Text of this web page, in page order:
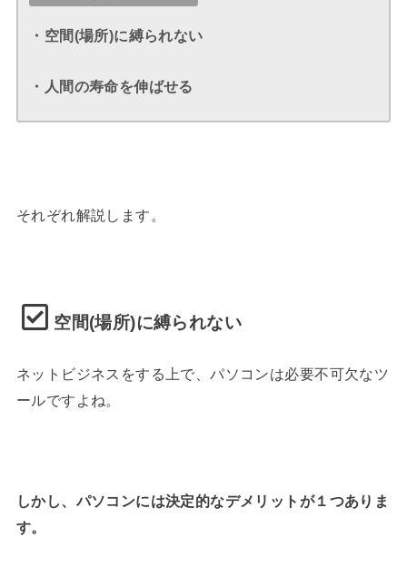
・空間(場所)に縛られない
・人間の寿命を伸ばせる
それぞれ解説します。
空間(場所)に縛られない
ネットビジネスをする上で、パソコンは必要不可欠なツ
ールですよね。
しかし、パソコンには決定的なデメリットが１つありま
す。